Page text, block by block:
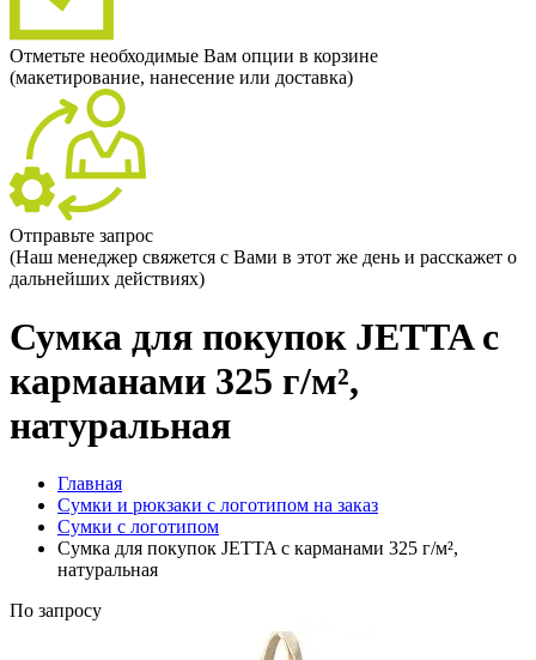
Отметьте необходимые Вам опции в корзине
(макетирование, нанесение или доставка)
Отправьте запрос
(Наш менеджер свяжется с Вами в этот же день и расскажет о
дальнейших действиях)
Сумка для покупок JETTA с
карманами 325 г/м²,
натуральная
Главная
Сумки и рюкзаки с логотипом на заказ
Сумки с логотипом
Сумка для покупок JETTA с карманами 325 г/м²,
натуральная
По запросу